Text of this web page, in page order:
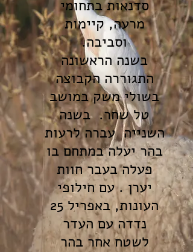
סדנאות בתחומי
מרעה, קיימות
וסביבה.
בשנה הראשונה
התגוררה הקבוצה
בשולי משק במושב
טל שחר. בשנה
השנייה עברה לרעות
בהר יעלה במתחם בו
פעלה בעבר חוות
יערן . עם חילופי
העונות, באפריל 25
נדדה עם העדר
לשטח אחר בהר